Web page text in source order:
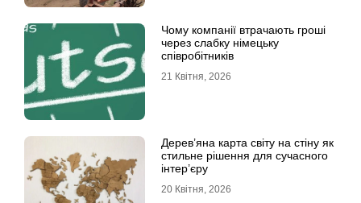
Чому компанії втрачають гроші
через слабку німецьку
співробітників
21 Квітня, 2026
Дерев’яна карта світу на стіну як
стильне рішення для сучасного
інтер’єру
20 Квітня, 2026